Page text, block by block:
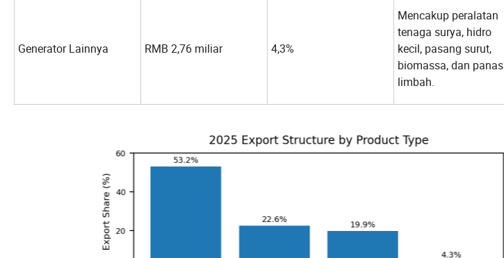
Generator Lainnya RMB 2,76 miliar 4,3%
Mencakup peralatan
tenaga surya, hidro
kecil, pasang surut,
biomassa, dan panas
limbah.